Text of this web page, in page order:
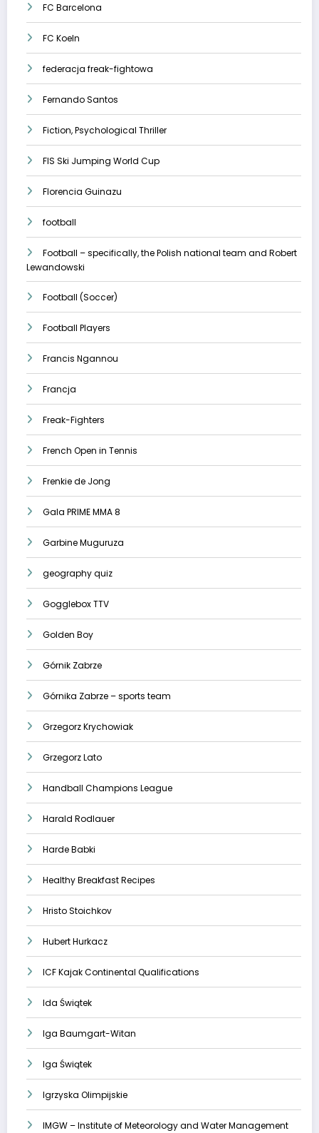
FC Barcelona
FC Koeln
federacja freak-fightowa
Fernando Santos
Fiction, Psychological Thriller
FIS Ski Jumping World Cup
Florencia Guinazu
football
Football – specifically, the Polish national team and Robert
Lewandowski
Football (Soccer)
Football Players
Francis Ngannou
Francja
Freak-Fighters
French Open in Tennis
Frenkie de Jong
Gala PRIME MMA 8
Garbine Muguruza
geography quiz
Gogglebox TTV
Golden Boy
Górnik Zabrze
Górnika Zabrze – sports team
Grzegorz Krychowiak
Grzegorz Lato
Handball Champions League
Harald Rodlauer
Harde Babki
Healthy Breakfast Recipes
Hristo Stoichkov
Hubert Hurkacz
ICF Kajak Continental Qualifications
Ida Świątek
Iga Baumgart-Witan
Iga Świątek
Igrzyska Olimpijskie
IMGW – Institute of Meteorology and Water Management